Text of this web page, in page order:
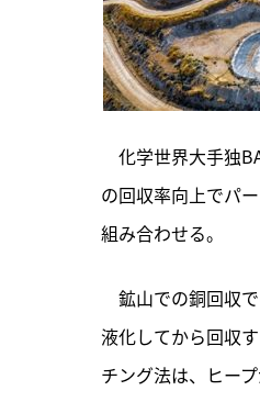
化学世界大手独
の回収率向上でパ
組み合わせる。
鉱山での銅回収
液化してから回収
チング法は、ヒー